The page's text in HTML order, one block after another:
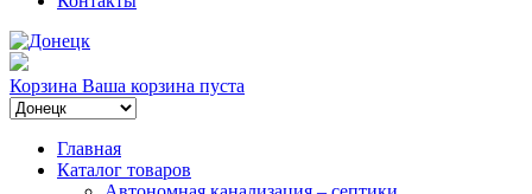
Корзина Ваша корзина пуста
Главная
Каталог товаров